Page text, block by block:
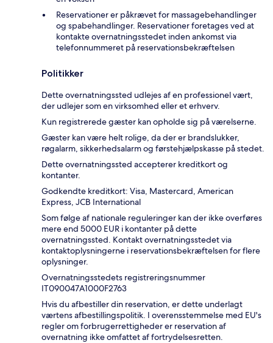
Reservationer er påkrævet for massagebehandlinger
og spabehandlinger. Reservationer foretages ved at
kontakte overnatningsstedet inden ankomst via
telefonnummeret på reservationsbekræftelsen
Politikker
Dette overnatningssted udlejes af en professionel vært,
der udlejer som en virksomhed eller et erhverv.
Kun registrerede gæster kan opholde sig på værelserne.
Gæster kan være helt rolige, da der er brandslukker,
røgalarm, sikkerhedsalarm og førstehjælpskasse på stedet.
Dette overnatningssted accepterer kreditkort og
kontanter.
Godkendte kreditkort: Visa, Mastercard, American
Express, JCB International
Som følge af nationale reguleringer kan der ikke overføres
mere end 5000 EUR i kontanter på dette
overnatningssted. Kontakt overnatningsstedet via
kontaktoplysningerne i reservationsbekræftelsen for flere
oplysninger.
Overnatningsstedets registreringsnummer
IT090047A1000F2763
Hvis du afbestiller din reservation, er dette underlagt
værtens afbestillingspolitik. I overensstemmelse med EU's
regler om forbrugerrettigheder er reservation af
overnatning ikke omfattet af fortrydelsesretten.